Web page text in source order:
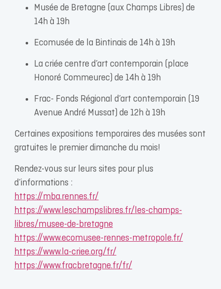
Musée de Bretagne (aux Champs Libres) de
14h à 19h
Ecomusée de la Bintinais de 14h à 19h
La criée centre d’art contemporain (place
Honoré Commeurec) de 14h à 19h
Frac- Fonds Régional d’art contemporain (19
Avenue André Mussat) de 12h à 19h
Certaines expositions temporaires des musées sont
gratuites le premier dimanche du mois!
Rendez-vous sur leurs sites pour plus
d’informations :
https://mba.rennes.fr/
https://www.leschampslibres.fr/les-champs-
libres/musee-de-bretagne
https://www.ecomusee-rennes-metropole.fr/
https://www.la-criee.org/fr/
https://www.fracbretagne.fr/fr/